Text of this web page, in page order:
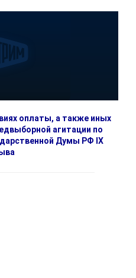
оплаты, а также иных
агитации по
Думы РФ IX